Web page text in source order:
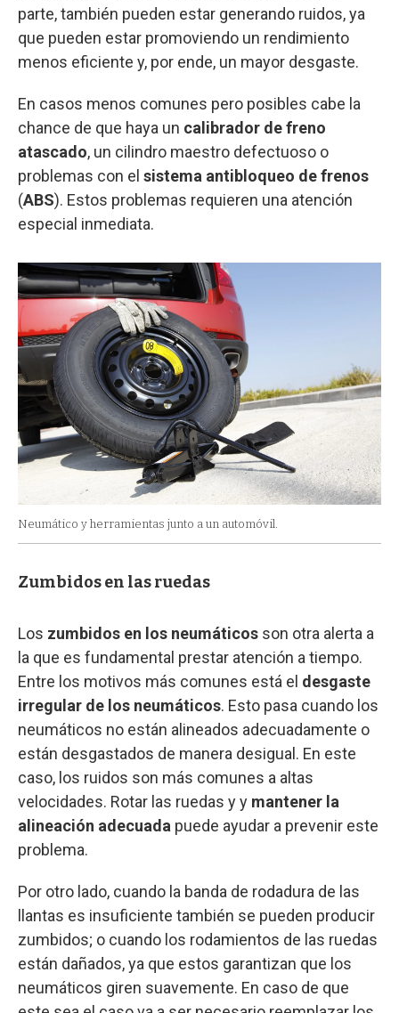
parte, también pueden estar generando ruidos, ya
que pueden estar promoviendo un rendimiento
menos eficiente y, por ende, un mayor desgaste.
En casos menos comunes pero posibles cabe la
chance de que haya un calibrador de freno
atascado, un cilindro maestro defectuoso o
problemas con el sistema antibloqueo de frenos
(ABS). Estos problemas requieren una atención
especial inmediata.
Neumático y herramientas junto a un automóvil.
Zumbidos en las ruedas
Los zumbidos en los neumáticos son otra alerta a
la que es fundamental prestar atención a tiempo.
Entre los motivos más comunes está el desgaste
irregular de los neumáticos. Esto pasa cuando los
neumáticos no están alineados adecuadamente o
están desgastados de manera desigual. En este
caso, los ruidos son más comunes a altas
velocidades. Rotar las ruedas y y mantener la
alineación adecuada puede ayudar a prevenir este
problema.
Por otro lado, cuando la banda de rodadura de las
llantas es insuficiente también se pueden producir
zumbidos; o cuando los rodamientos de las ruedas
están dañados, ya que estos garantizan que los
neumáticos giren suavemente. En caso de que